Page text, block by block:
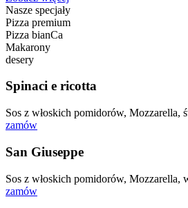
Nasze specjały
Pizza premium
Pizza bianCa
Makarony
desery
Spinaci e ricotta
Sos z włoskich pomidorów,
zamów
San Giuseppe
Sos z włoskich pomidorów, Mozzarella,
zamów